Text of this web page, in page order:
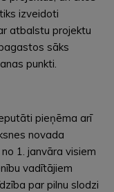
izveidoti
atbalstu projektu
sāks
punkti.
pieņēma arī
novada
1. janvāra visiem
vadītājiem
par pilnu slodzi